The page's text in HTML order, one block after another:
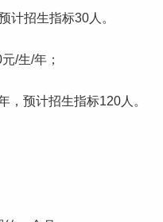
计招生指标30人。
/生/年；
，预计招生指标120人。